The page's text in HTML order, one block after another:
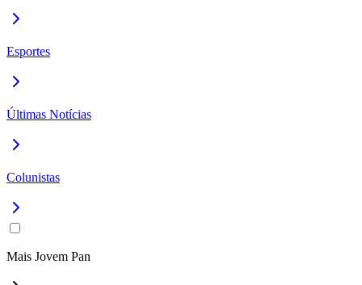
Esportes
Últimas Notícias
Colunistas
Mais Jovem Pan